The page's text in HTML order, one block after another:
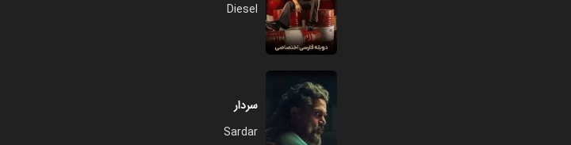
Diesel
سردار
Sardar